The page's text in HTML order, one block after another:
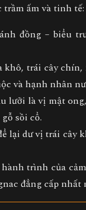
ấm và tinh tế:
đồng – biểu
khô, trái cây chín,
và hạnh nhân
lưỡi là vị mật
sồi cổ.
lại dư vịtrái cây
trình của
đẳng cấp nhất